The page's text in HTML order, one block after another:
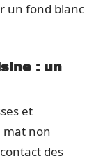
un fond blanc
: un
et
mat non
des